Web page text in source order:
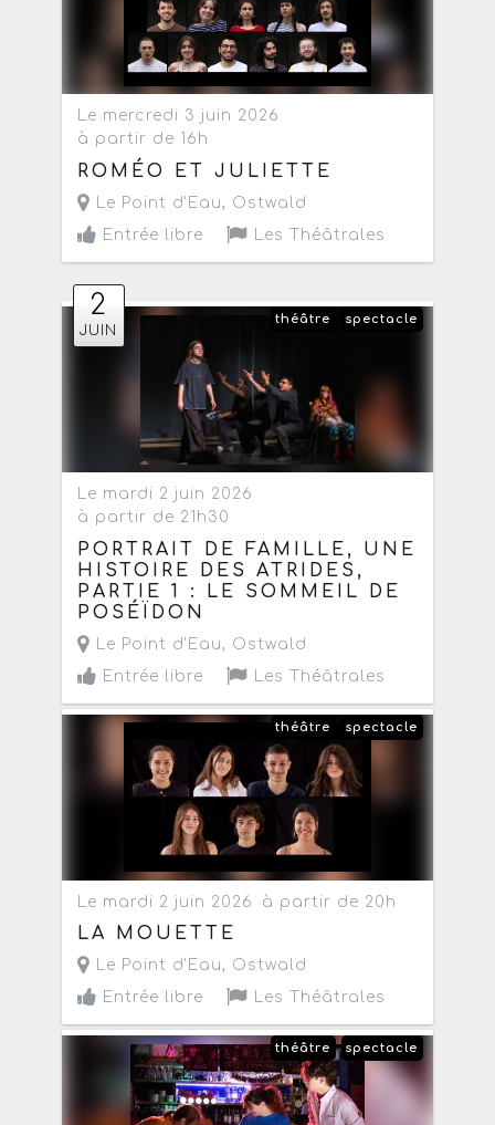
Le mercredi 3 juin 2026
à partir de 16h
ROMÉO ET JULIETTE
Le Point d'Eau, Ostwald
Entrée libre
Les Théâtrales
2
JUIN
spectacle
théâtre
Le mardi 2 juin 2026
à partir de 21h30
PORTRAIT DE FAMILLE, UNE
HISTOIRE DES ATRIDES,
PARTIE 1 : LE SOMMEIL DE
POSÉÏDON
Le Point d'Eau, Ostwald
Entrée libre
Les Théâtrales
spectacle
théâtre
Le mardi 2 juin 2026 à partir de 20h
LA MOUETTE
Le Point d'Eau, Ostwald
Entrée libre
Les Théâtrales
spectacle
théâtre